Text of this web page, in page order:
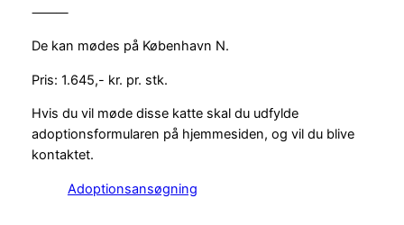
⸻
De kan mødes på København N.
Pris: 1.645,- kr. pr. stk.
Hvis du vil møde disse katte skal du udfylde
adoptionsformularen på hjemmesiden, og vil du blive
kontaktet.
Adoptionsansøgning